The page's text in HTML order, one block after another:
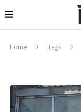
Home Tags